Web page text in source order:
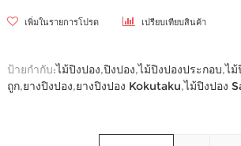
เพิ่มในรายการโปรด เปรียบเทียบสินค้า
ป้ายกำกับ:ไม้ปิงปอง,ปิงปอง,ไม้ปิงปองประกอบ,ไม้
ถูก,ยางปิงปอง,ยางปิงปอง Kokutaku,ไม้ปิงปอง